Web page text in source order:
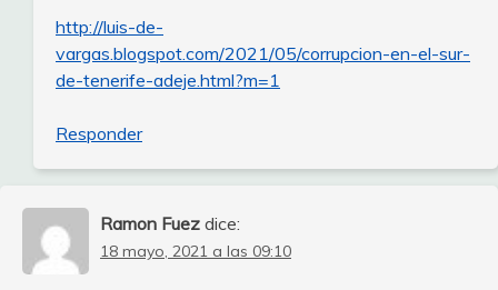
http://luis-de-
vargas.blogspot.com/2021/05/corrupcion-en-el-sur-
de-tenerife-adeje.html?m=1
Responder
Ramon Fuez dice:
18 mayo, 2021 a las 09:10